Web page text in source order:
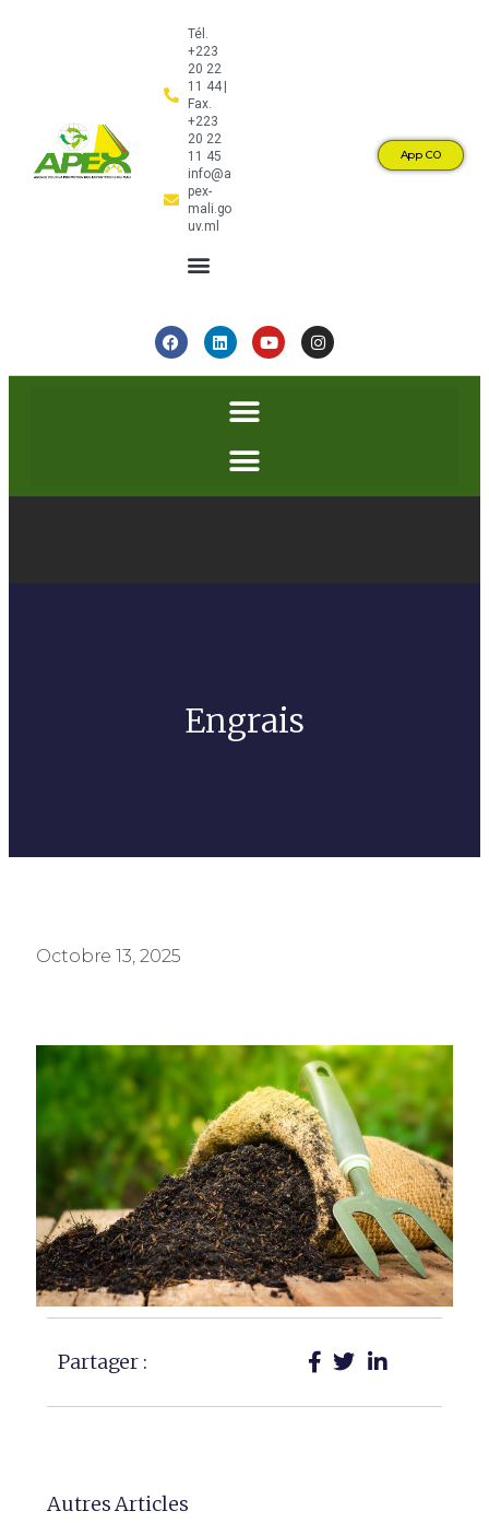
Tél.
+223
20 22
11 44 |
Fax.
+223
20 22
11 45
info@a
pex-
mali.go
uv.ml
App CO
Engrais
Octobre 13, 2025
Partager :
Autres Articles